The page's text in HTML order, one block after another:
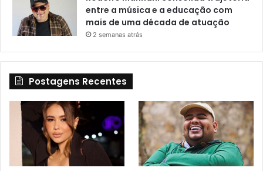
entre a música e a educação com
mais de uma década de atuação
2 semanas atrás
Postagens Recentes